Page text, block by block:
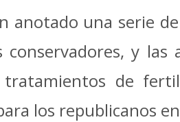
anotado una serie
y
de
los republicanos